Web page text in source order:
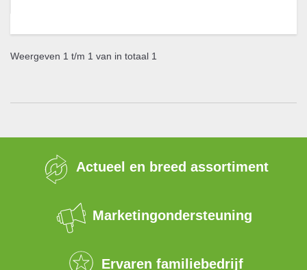
Weergeven 1 t/m 1 van in totaal 1
Actueel en breed assortiment
Marketingondersteuning
Ervaren familiebedrijf